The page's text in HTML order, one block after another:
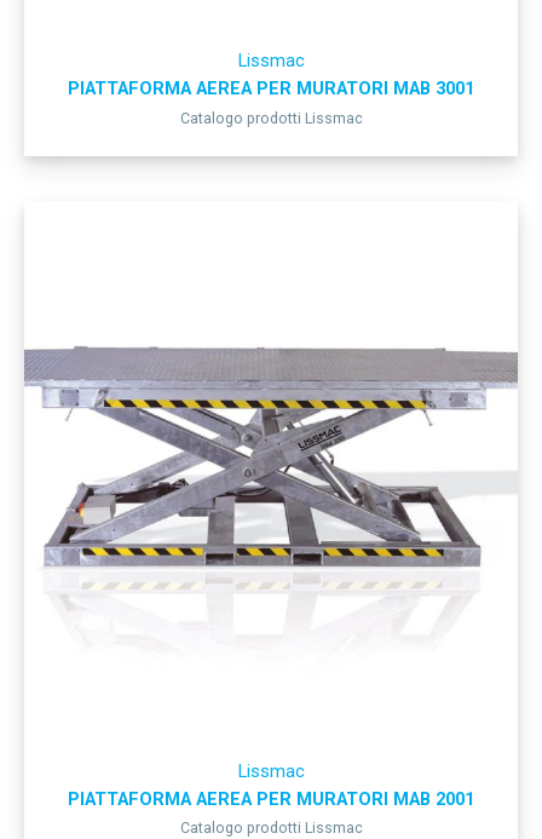
Lissmac
PIATTAFORMA AEREA PER MURATORI MAB 3001
Catalogo prodotti Lissmac
Lissmac
PIATTAFORMA AEREA PER MURATORI MAB 2001
Catalogo prodotti Lissmac